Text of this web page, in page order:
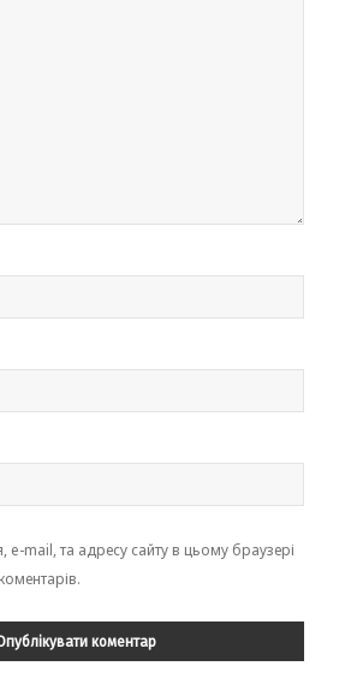
e-mail, та адресу сайту в цьому браузері